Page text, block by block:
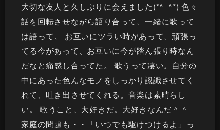
大切な友人と久しぶりに会えました(*^_^*) 色々
話を回転させながら語り合って、一緒に歌って
は語って。 お互いにツラい時があって、頑張っ
てる今があって、お互いに今が踏ん張り時なん
だなと痛感し合ってた。 歌うって凄い。自分の
中にあった色んなモノをしっかり認識させてく
れて、吐き出させてくれる。音楽は素晴らし
い。 歌うこと、大好きだ。大好きなんだ＾＾
家庭の問題も・・「いつでも駆けつけるよ」っ